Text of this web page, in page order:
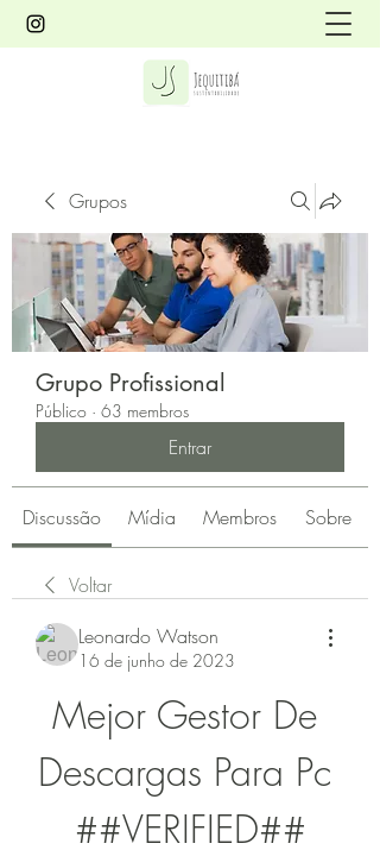
Grupos
Grupo Profissional
Público · 63 membros
Entrar
Discussão Mídia Membros Sobre
Voltar
Leonardo Watson
16 de junho de 2023
Mejor Gestor De
Descargas Para Pc
##VERIFIED##